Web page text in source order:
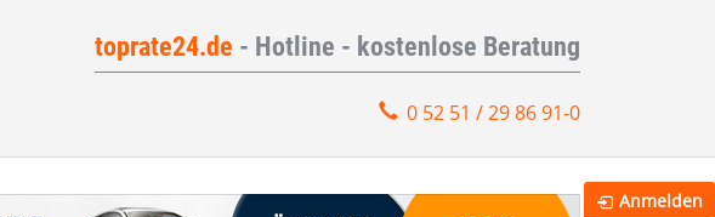
toprate24.de - Hotline - kostenlose Beratung
0 52 51 / 29 86 91-0
Anmelden